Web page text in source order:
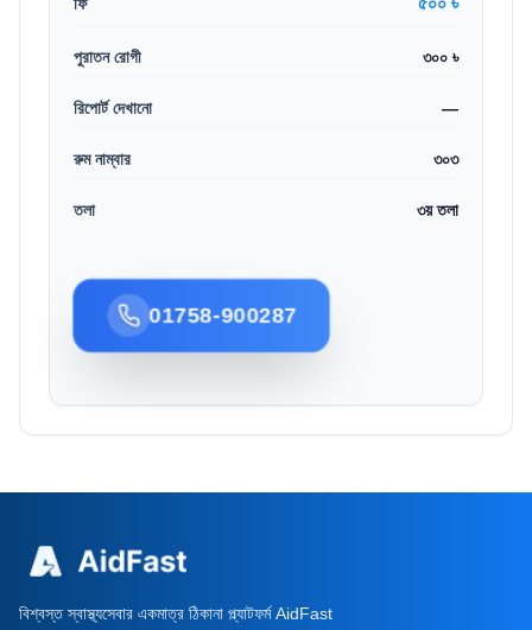
পুরাতন রোগী ৩০০ ৳
রিপোর্ট দেখানো —
রুম নাম্বার ৩০৩
তলা ৩য় তলা
01758-900287
বিশ্বস্ত স্বাস্থ্যসেবার একমাত্র ঠিকানা প্ল্যাটফর্ম AidFast